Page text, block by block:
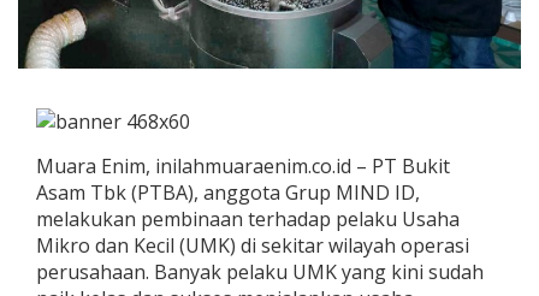
Muara Enim, inilahmuaraenim.co.id – PT Bukit
Asam Tbk (PTBA), anggota Grup MIND ID,
melakukan pembinaan terhadap pelaku Usaha
Mikro dan Kecil (UMK) di sekitar wilayah operasi
perusahaan. Banyak pelaku UMK yang kini sudah